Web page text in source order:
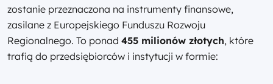
zostanie przeznaczona na instrumenty finansowe,
zasilane z Europejskiego Funduszu Rozwoju
Regionalnego. To ponad 455 milionów złotych, które
trafią do przedsiębiorców i instytucji w formie: